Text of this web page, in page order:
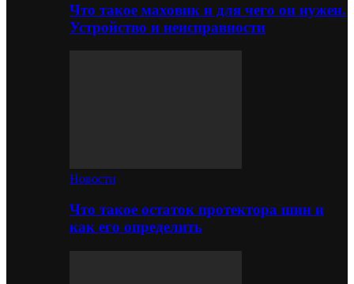
Что такое маховик и для чего он нужен.
Устройство и неисправности
Новости
Что такое остаток протектора шин и
как его определить